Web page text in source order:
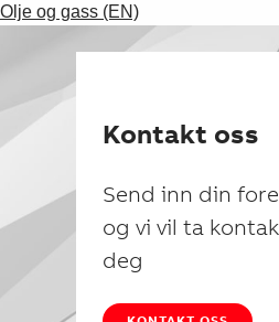
Olje og gass (EN)
Kontakt oss
Send inn din
og vi vil ta
deg